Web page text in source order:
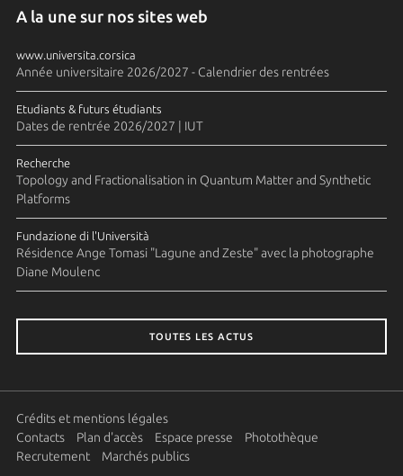
A la une sur nos sites web
www.universita.corsica
Année universitaire 2026/2027 - Calendrier des rentrées
Etudiants & futurs étudiants
Dates de rentrée 2026/2027 | IUT
Recherche
Topology and Fractionalisation in Quantum Matter and Synthetic
Platforms
Fundazione di l'Università
Résidence Ange Tomasi "Lagune and Zeste" avec la photographe
Diane Moulenc
TOUTES LES ACTUS
Crédits et mentions légales
Contacts
Plan d'accès Espace presse
Photothèque
Recrutement
Marchés publics